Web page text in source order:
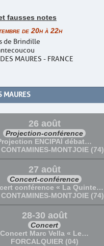
fausses notes
de 20h à 22h
de Brindille
MAURES - FRANCE
MAURES
26 août
Projection-conférence
ENCIPAÏ débat…
MONTJOIE (74)
27 août
Concert-conférence
conférence « La Quinte…
MONTJOIE (74)
28-30 août
Concert
Concert Marc Vella « Le…
FORCALQUIER (04)